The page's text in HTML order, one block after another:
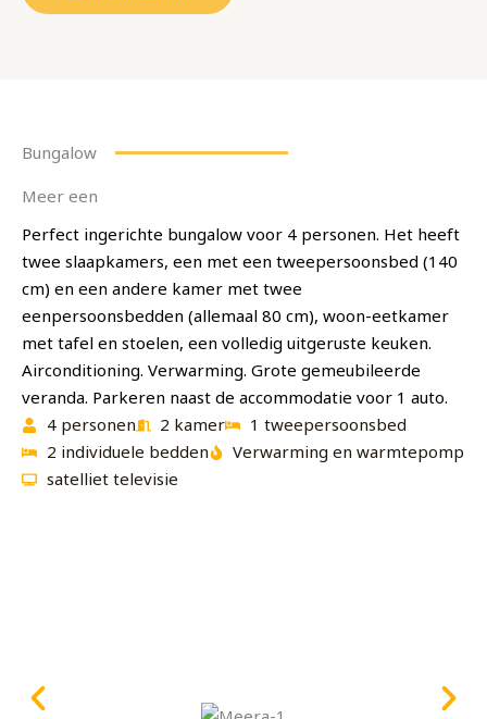
Bungalow
Meer een
Perfect ingerichte bungalow voor 4 personen. Het heeft
twee slaapkamers, een met een tweepersoonsbed (140
cm) en een andere kamer met twee
eenpersoonsbedden (allemaal 80 cm), woon-eetkamer
met tafel en stoelen, een volledig uitgeruste keuken.
Airconditioning. Verwarming. Grote gemeubileerde
veranda. Parkeren naast de accommodatie voor 1 auto.
4 personen
2 kamer
1 tweepersoonsbed
2 individuele bedden
Verwarming en warmtepomp
satelliet televisie